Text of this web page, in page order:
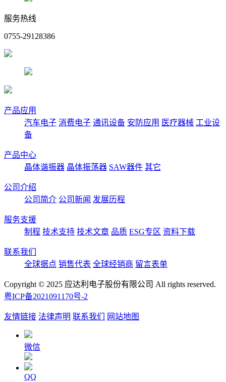
服务热线
0755-29128386
产品应用
汽车电子 消费电子 通讯设备 安防应用 医疗器械 工业设
备
产品中心
晶体谐振器 晶体振荡器 SAW器件 其它
公司介绍
公司简介 公司新闻 发展历程
服务支援
制程 技术支持 技术文章 品质 ESG专区 资料下载
联系我们
全球据点 销售代表 全球经销商 留言表单
Copyright © 2025 应达利电子股份有限公司 All rights reserved.
粤ICP备2021091170号-2
友情链接 法律声明 联系我们 网站地图
微信
QQ